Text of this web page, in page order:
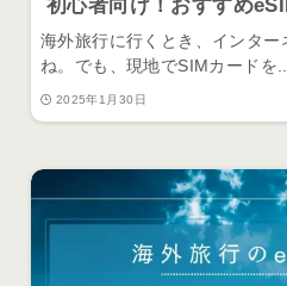
初心者向け！おすすめ
海外旅行に行くとき、インター
ね。でも、現地でSIMカードを
2025年1月30日